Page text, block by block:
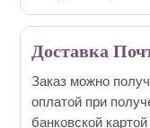
Доставка
Заказ можно
оплатой при
банковской